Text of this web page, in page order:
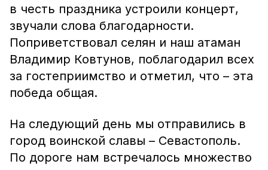
в честь праздника устроили концерт,
звучали слова благодарности.
Поприветствовал селян и наш атаман
Владимир Ковтунов, поблагодарил всех
за гостеприимство и отметил, что – эта
победа общая.
На следующий день мы отправились в
город воинской славы – Севастополь.
По дороге нам встречалось множество